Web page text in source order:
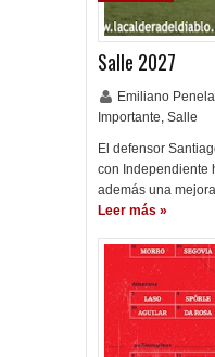
Salle 2027
Emiliano
Importante, Salle
El defensor
con Independiente
además una
Leer más »